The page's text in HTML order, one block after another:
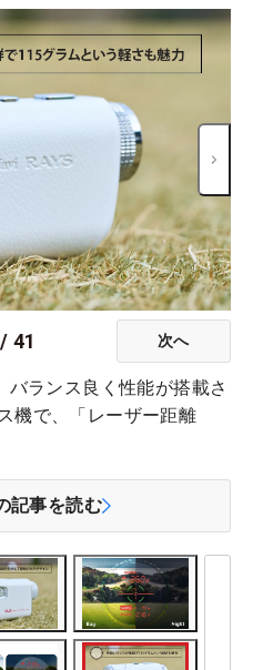
/41 次へ
ランス良く性能が搭載さ
機で、「レーザー距離
記事を読む